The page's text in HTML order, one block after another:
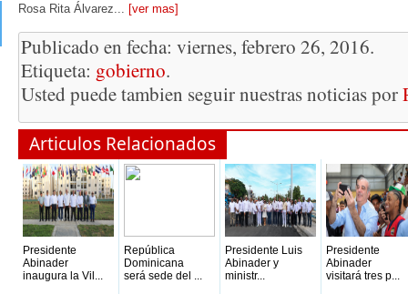
Rosa Rita Álvarez... [ver mas]
Publicado en fecha: viernes, febrero 26, 2016.
Etiqueta: gobierno.
Usted puede tambien seguir nuestras noticias por
Articulos Relacionados
Presidente
Abinader
inaugura la Vil...
República
Dominicana
será sede del ...
Presidente Luis
Abinader y
ministr...
Presidente
Abinader
visitará tres p...